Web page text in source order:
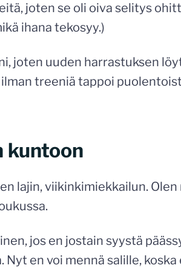
joten se oli oiva selitys
ihana tekosyy.)
joten uuden harrastuksen
treeniä tappoi
kuntoon
lajin, viikinkimiekkailun.
jos en jostain syystä
en voi mennä salille, koska